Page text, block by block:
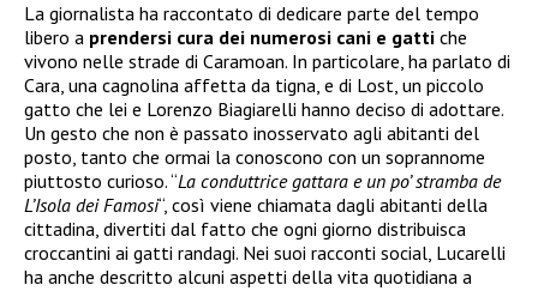
La giornalista ha raccontato di dedicare parte del tempo
libero a prendersi cura dei numerosi cani e gatti che
vivono nelle strade di Caramoan. In particolare, ha parlato di
Cara, una cagnolina affetta da tigna, e di Lost, un piccolo
gatto che lei e Lorenzo Biagiarelli hanno deciso di adottare.
Un gesto che non è passato inosservato agli abitanti del
posto, tanto che ormai la conoscono con un soprannome
piuttosto curioso. “La conduttrice gattara e un po’ stramba de
L’Isola dei Famosi“, così viene chiamata dagli abitanti della
cittadina, divertiti dal fatto che ogni giorno distribuisca
croccantini ai gatti randagi. Nei suoi racconti social, Lucarelli
ha anche descritto alcuni aspetti della vita quotidiana a